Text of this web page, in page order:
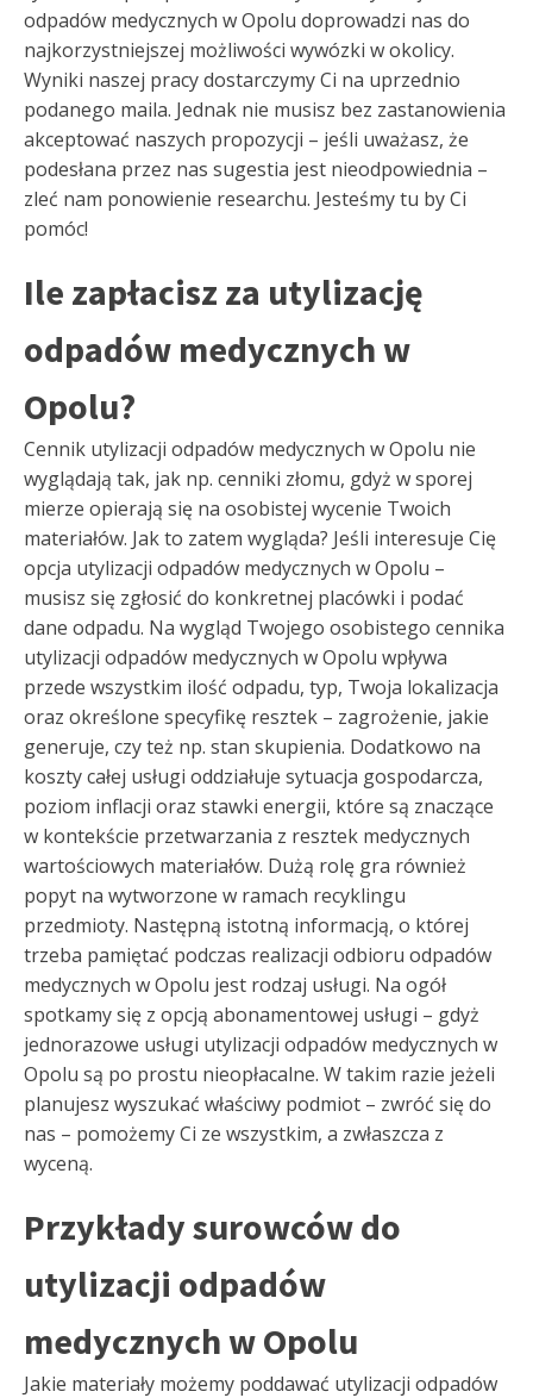
odpadów medycznych w Opolu doprowadzi nas do
najkorzystniejszej możliwości wywózki w okolicy.
Wyniki naszej pracy dostarczymy Ci na uprzednio
podanego maila. Jednak nie musisz bez zastanowienia
akceptować naszych propozycji – jeśli uważasz, że
podesłana przez nas sugestia jest nieodpowiednia –
zleć nam ponowienie researchu. Jesteśmy tu by Ci
pomóc!
Ile zapłacisz za utylizację
odpadów medycznych w
Opolu?
Cennik utylizacji odpadów medycznych w Opolu nie
wyglądają tak, jak np. cenniki złomu, gdyż w sporej
mierze opierają się na osobistej wycenie Twoich
materiałów. Jak to zatem wygląda? Jeśli interesuje Cię
opcja utylizacji odpadów medycznych w Opolu –
musisz się zgłosić do konkretnej placówki i podać
dane odpadu. Na wygląd Twojego osobistego cennika
utylizacji odpadów medycznych w Opolu wpływa
przede wszystkim ilość odpadu, typ, Twoja lokalizacja
oraz określone specyfikę resztek – zagrożenie, jakie
generuje, czy też np. stan skupienia. Dodatkowo na
koszty całej usługi oddziałuje sytuacja gospodarcza,
poziom inflacji oraz stawki energii, które są znaczące
w kontekście przetwarzania z resztek medycznych
wartościowych materiałów. Dużą rolę gra również
popyt na wytworzone w ramach recyklingu
przedmioty. Następną istotną informacją, o której
trzeba pamiętać podczas realizacji odbioru odpadów
medycznych w Opolu jest rodzaj usługi. Na ogół
spotkamy się z opcją abonamentowej usługi – gdyż
jednorazowe usługi utylizacji odpadów medycznych w
Opolu są po prostu nieopłacalne. W takim razie jeżeli
planujesz wyszukać właściwy podmiot – zwróć się do
nas – pomożemy Ci ze wszystkim, a zwłaszcza z
wyceną.
Przykłady surowców do
utylizacji odpadów
medycznych w Opolu
Jakie materiały możemy poddawać utylizacji odpadów